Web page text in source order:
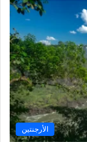
الأرجنتين